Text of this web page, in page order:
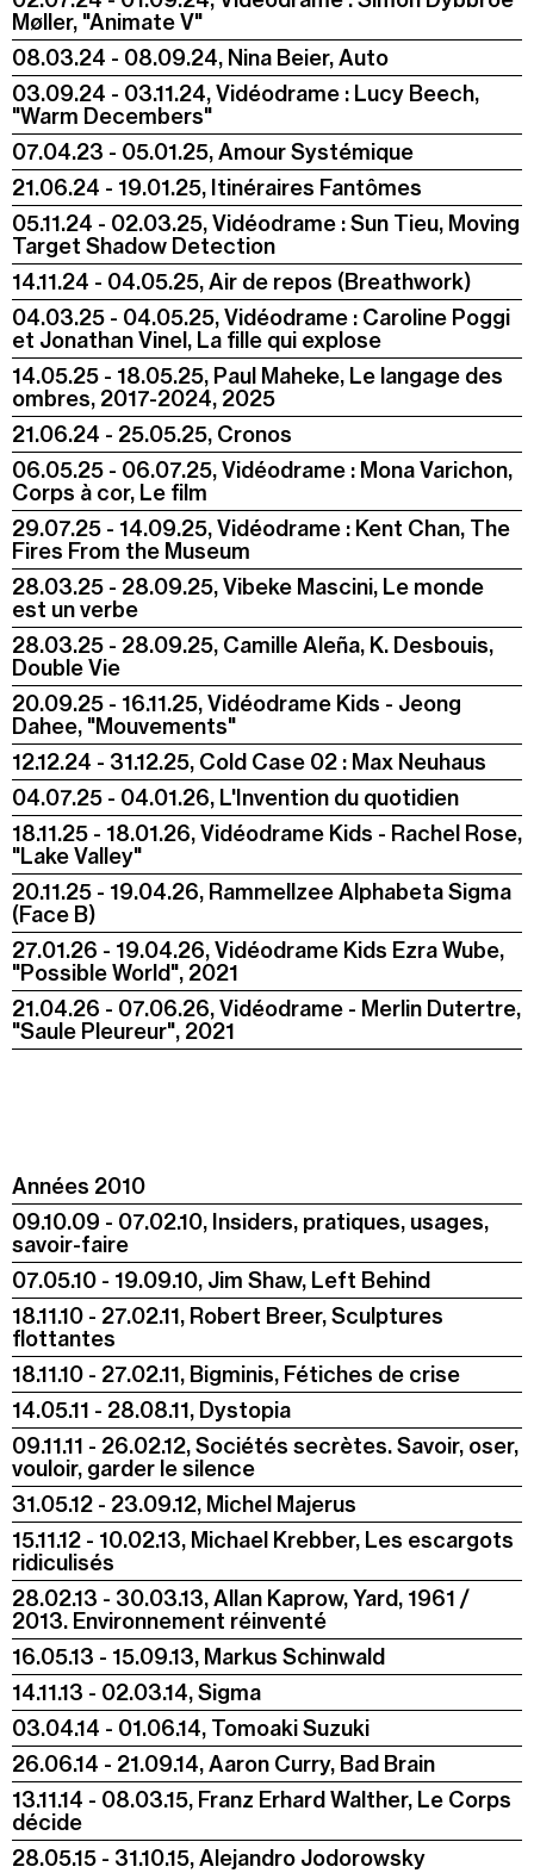
Møller, "Animate V"
08.03.24 - 08.09.24, Nina Beier, Auto
03.09.24 - 03.11.24, Vidéodrame : Lucy Beech,
"Warm Decembers"
07.04.23 - 05.01.25, Amour Systémique
21.06.24 - 19.01.25, Itinéraires Fantômes
05.11.24 - 02.03.25, Vidéodrame : Sun Tieu, Moving
Target Shadow Detection
14.11.24 - 04.05.25, Air de repos (Breathwork)
04.03.25 - 04.05.25, Vidéodrame : Caroline Poggi
et Jonathan Vinel, La fille qui explose
14.05.25 - 18.05.25, Paul Maheke, Le langage des
ombres, 2017-2024, 2025
21.06.24 - 25.05.25, Cronos
06.05.25 - 06.07.25, Vidéodrame : Mona Varichon,
Corps à cor, Le film
29.07.25 - 14.09.25, Vidéodrame : Kent Chan, The
Fires From the Museum
28.03.25 - 28.09.25, Vibeke Mascini, Le monde
est un verbe
28.03.25 - 28.09.25, Camille Aleña, K. Desbouis,
Double Vie
20.09.25 - 16.11.25, Vidéodrame Kids - Jeong
Dahee, "Mouvements"
12.12.24 - 31.12.25, Cold Case 02 : Max Neuhaus
04.07.25 - 04.01.26, L'Invention du quotidien
18.11.25 - 18.01.26, Vidéodrame Kids - Rachel Rose,
"Lake Valley"
20.11.25 - 19.04.26, Rammellzee Alphabeta Sigma
(Face B)
27.01.26 - 19.04.26, Vidéodrame Kids Ezra Wube,
"Possible World", 2021
21.04.26 - 07.06.26, Vidéodrame - Merlin Dutertre,
"Saule Pleureur", 2021
Années 2010
09.10.09 - 07.02.10, Insiders, pratiques, usages,
savoir-faire
07.05.10 - 19.09.10, Jim Shaw, Left Behind
18.11.10 - 27.02.11, Robert Breer, Sculptures
flottantes
18.11.10 - 27.02.11, Bigminis, Fétiches de crise
14.05.11 - 28.08.11, Dystopia
09.11.11 - 26.02.12, Sociétés secrètes. Savoir, oser,
vouloir, garder le silence
31.05.12 - 23.09.12, Michel Majerus
15.11.12 - 10.02.13, Michael Krebber, Les escargots
ridiculisés
28.02.13 - 30.03.13, Allan Kaprow, Yard, 1961 /
2013. Environnement réinventé
16.05.13 - 15.09.13, Markus Schinwald
14.11.13 - 02.03.14, Sigma
03.04.14 - 01.06.14, Tomoaki Suzuki
26.06.14 - 21.09.14, Aaron Curry, Bad Brain
13.11.14 - 08.03.15, Franz Erhard Walther, Le Corps
décide
28.05.15 - 31.10.15, Alejandro Jodorowsky